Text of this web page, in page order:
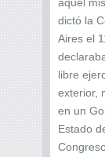
dictó la
Aires el
libre
exterior,
en un
Estado